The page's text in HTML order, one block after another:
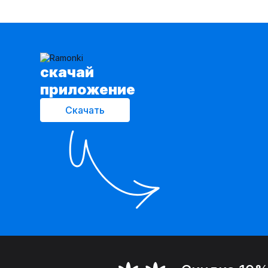
cкачай
приложение
Скачать